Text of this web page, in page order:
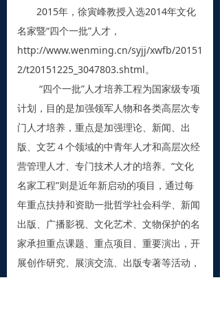
2015年，徐寅峰教授入选2014年文化
名家暨“四个一批”人才，
http://www.wenming.cn/syjj/xwfb/20151
2/t20151225_3047803.shtml。
“四个一批”人才培养工程为国家级专项
计划，目的是加强领军人物和各类高层次专
门人才培养，重点是加强理论、新闻、出
版、文艺４个领域的中青年人才和高层次经
营管理人才、专门技术人才的培养。“文化
名家工程”则是近年新启动的项目，通过每
年重点扶持和资助一批哲学社会科学、新闻
出版、广播影视、文化艺术、文物保护的名
家承担重点课题、重点项目、重要演出，开
展创作研究、展演交流、出版专著等活动，